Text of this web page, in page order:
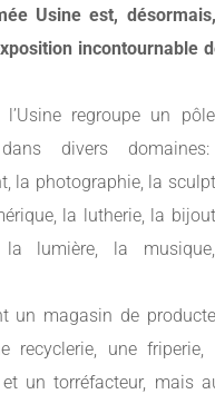
Usine est,
incontournable
l’Usine regroupe un
divers
la photographie, la
la lutherie, la
la lumière, la
un magasin de
recyclerie, une friperie,
un torréfacteur, mais